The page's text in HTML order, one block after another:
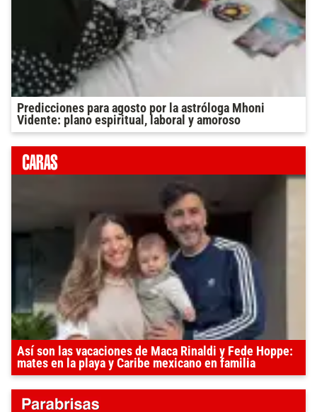
Predicciones para agosto por la astróloga Mhoni
Vidente: plano espiritual, laboral y amoroso
Así son las vacaciones de Maca Rinaldi y Fede Hoppe:
mates en la playa y Caribe mexicano en familia